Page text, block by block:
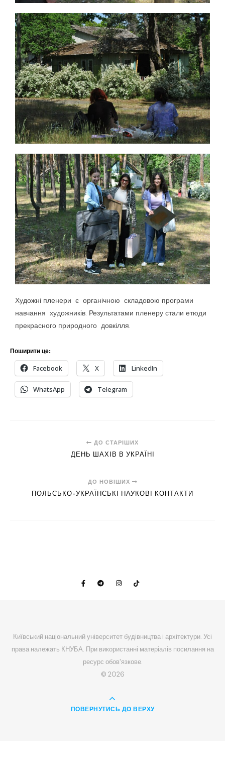
Художні пленери є органічною складовою програми
навчання художників. Результатами пленеру стали етюди
прекрасного природного довкілля.
Поширити це:
Facebook X LinkedIn
WhatsApp Telegram
ДО СТАРІШИХ
ДЕНЬ ШАХІВ В УКРАЇНІ
ДО НОВІШИХ
ПОЛЬСЬКО-УКРАЇНСЬКІ НАУКОВІ КОНТАКТИ
Київський національний університет будівництва і архітектури. Усі
права належать КНУБА. При використанні матеріалів посилання на
ресурс обов'язкове.
© 2026
ПОВЕРНУТИСЬ ДО ВЕРХУ